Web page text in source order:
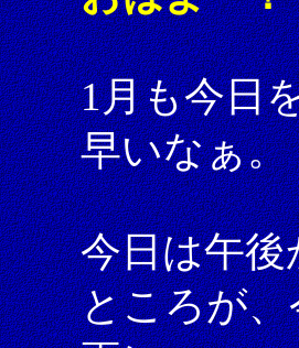
1月も今日
早いなぁ。
今日は午
ところが